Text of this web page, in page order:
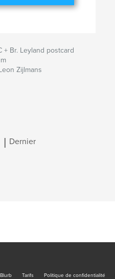
+ Br. Leyland postcard
Zijlmans
Dernier
Tarifs Politique de confidentialité